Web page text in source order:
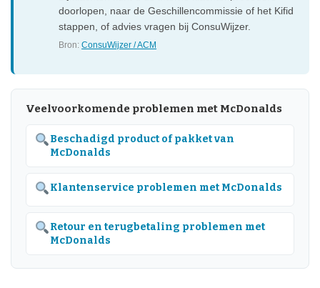
doorlopen, naar de Geschillencommissie of het Kifid
stappen, of advies vragen bij ConsuWijzer.
Bron:ConsuWijzer / ACM
Veelvoorkomende problemen met McDonalds
Beschadigd product of pakket van
McDonalds
Klantenservice problemen met McDonalds
Retour en terugbetaling problemen met
McDonalds